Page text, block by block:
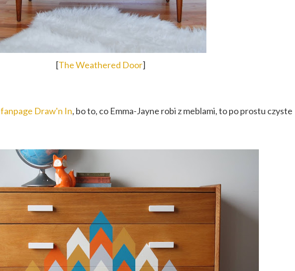
[The Weathered Door]
fanpage Draw'n In, bo to, co Emma-Jayne robi z meblami, to po prostu czyste